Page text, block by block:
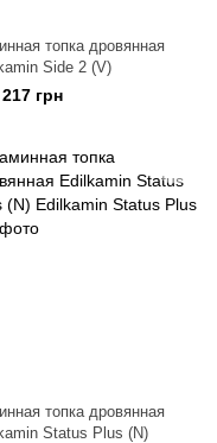
топка дровянная
Side 2 (V)
217 грн
топка дровянная
Status Plus (N)